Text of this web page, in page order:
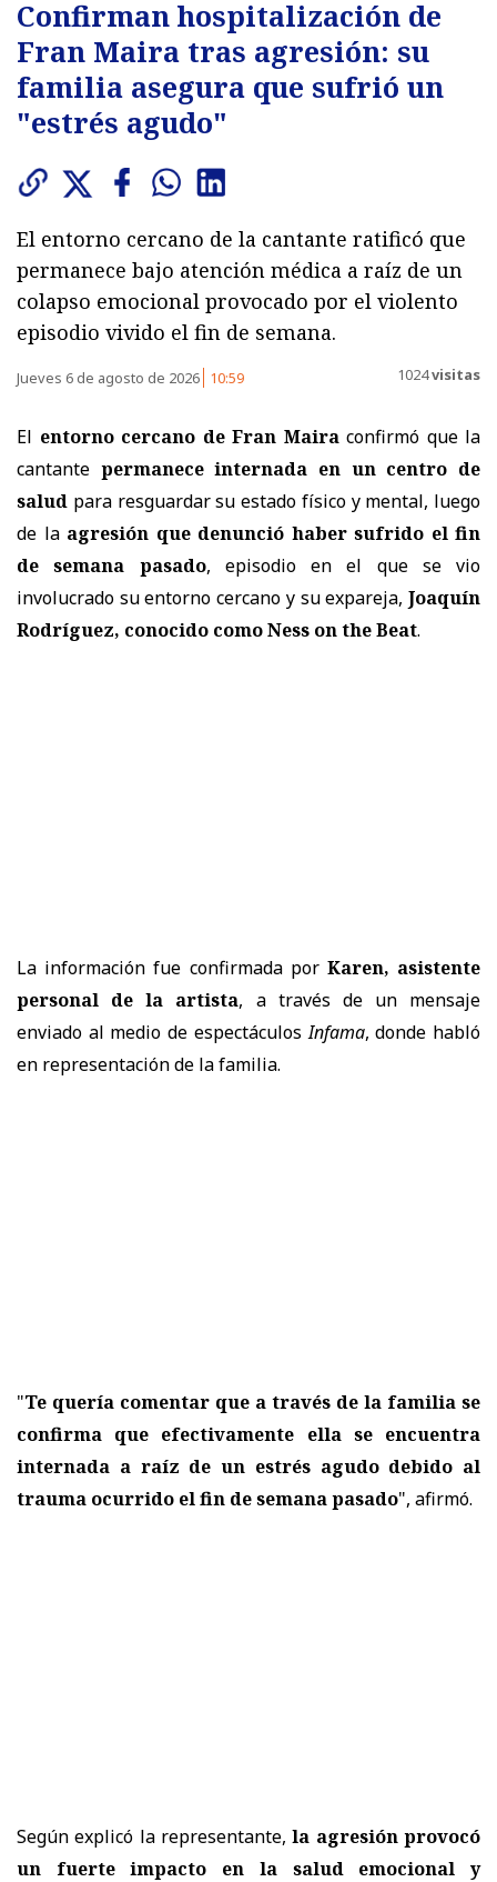
Confirman hospitalización de
Fran Maira tras agresión: su
familia asegura que sufrió un
"estrés agudo"
El entorno cercano de la cantante ratificó que
permanece bajo atención médica a raíz de un
colapso emocional provocado por el violento
episodio vivido el fin de semana.
Jueves 6 de agosto de 2026 10:59 1024visitas
El entorno cercano de Fran Mairaconfirmó que la
cantante permanece internada en un centro de
salud para resguardar su estado físico y mental, luego
de la agresión que denunció haber sufrido el fin
de semana pasado, episodio en el que se vio
involucrado su entorno cercano y su expareja, Joaquín
Rodríguez, conocido como Ness on the Beat.
La información fue confirmada por Karen, asistente
personal de la artista, a través de un mensaje
enviado al medio de espectáculosInfama, donde habló
en representación de la familia.
"Te quería comentar que a través de la familia se
confirma que efectivamente ella se encuentra
internada a raíz de un estrés agudo debido al
trauma ocurrido el fin de semana pasado", afirmó.
Según explicó la representante,la agresión provocó
un fuerte impacto en la salud emocional y